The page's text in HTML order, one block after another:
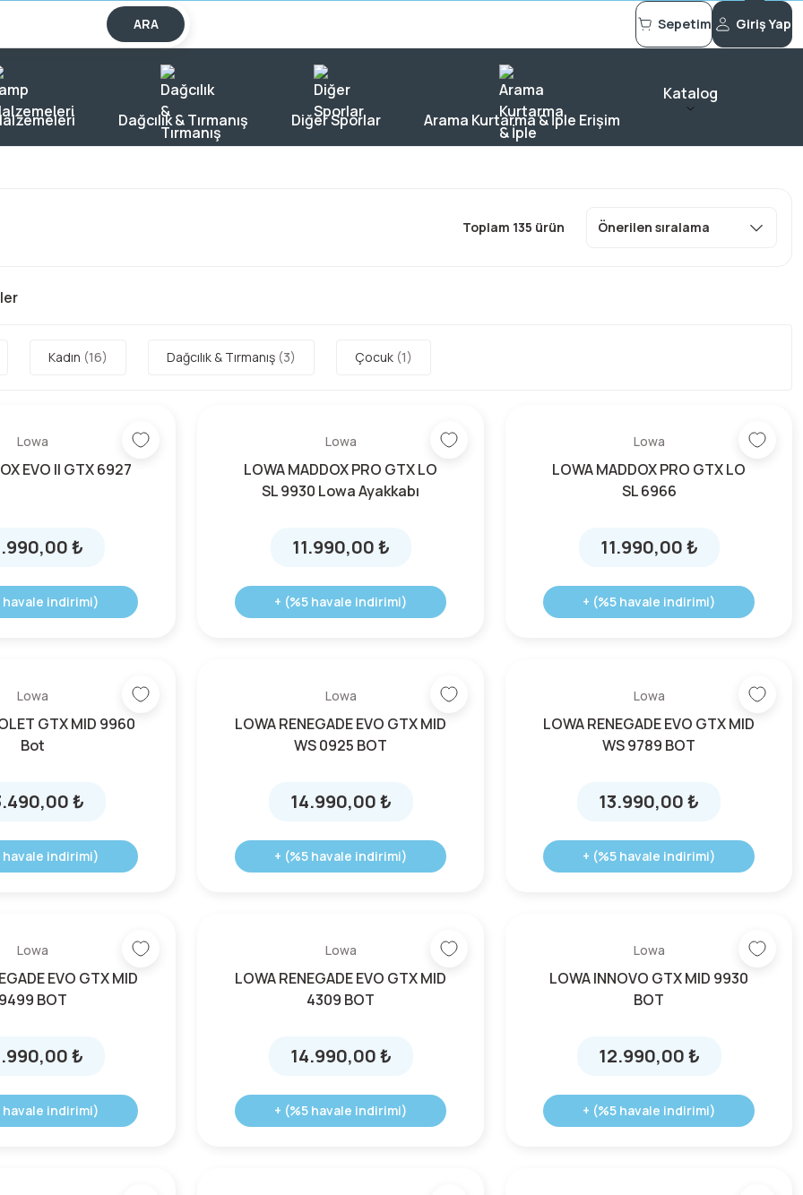
KARGO BEDAVA!
ARA Sepetim Giriş Yap
Dağcılık & Tırmanış Diğer Sporlar Arama Kurtarma & İple Erişim
Katalog
Toplam 135 ürün
Kadın (16) Dağcılık & Tırmanış (3) Çocuk (1)
Lowa
EVO II GTX 6927
₺
havale indirimi)
Lowa
LOWA MADDOX PRO GTX LO
SL 9930 Lowa Ayakkabı
11.990,00 ₺
+ (%5 havale indirimi)
Lowa
LOWA MADDOX PRO GTX LO
SL 6966
11.990,00 ₺
+ (%5 havale indirimi)
Lowa
GTX MID 9960
Bot
₺
havale indirimi)
Lowa
LOWA RENEGADE EVO GTX MID
WS 0925 BOT
14.990,00 ₺
+ (%5 havale indirimi)
Lowa
LOWA RENEGADE EVO GTX MID
WS 9789 BOT
13.990,00 ₺
+ (%5 havale indirimi)
Lowa
EVO GTX MID
9499 BOT
₺
havale indirimi)
Lowa
LOWA RENEGADE EVO GTX MID
4309 BOT
14.990,00 ₺
+ (%5 havale indirimi)
Lowa
LOWA INNOVO GTX MID 9930
BOT
12.990,00 ₺
+ (%5 havale indirimi)